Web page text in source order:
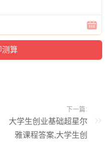
下一篇:
大学生创业基础超星尔
雅课程答案,大学生创